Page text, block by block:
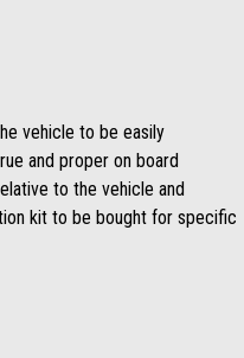
vehicle to be easily
and proper on board
to the vehicle and
kit to be bought for specific